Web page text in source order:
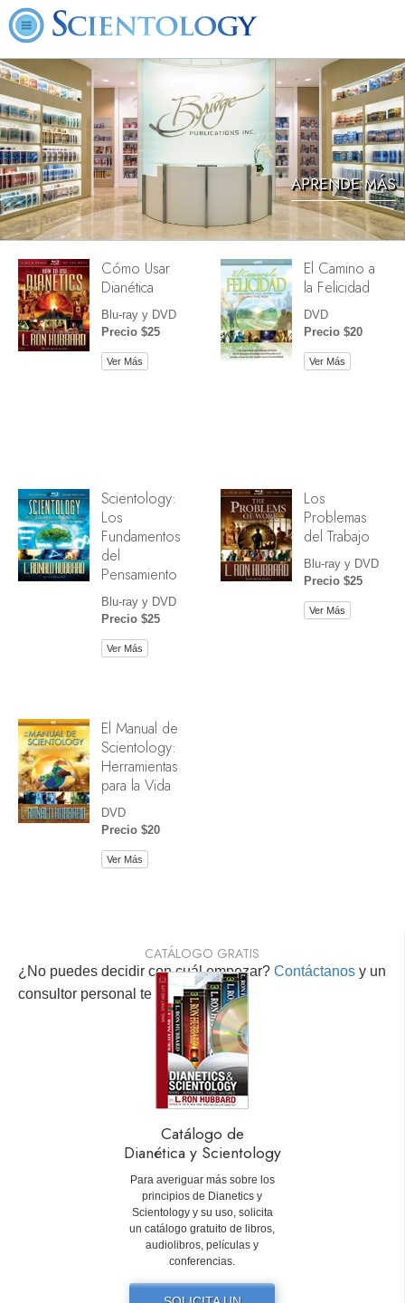
APRENDE MÁS
Cómo Usar
Dianética
Blu-ray y DVD
Precio $25
Ver Más
El Camino a
la Felicidad
DVD
Precio $20
Ver Más
Scientology:
Los
Fundamentos
del
Pensamiento
Blu-ray y DVD
Precio $25
Ver Más
Los
Problemas
del Trabajo
Blu-ray y DVD
Precio $25
Ver Más
El Manual de
Scientology:
Herramientas
para la Vida
DVD
Precio $20
Ver Más
¿No puedes decidir con cuál empezar? Contáctanos y un
consultor personal te ayudará.
CATÁLOGO GRATIS
Catálogo de
Dianética y Scientology
Para averiguar más sobre los
principios de Dianetics y
Scientology y su uso, solicita
un catálogo gratuito de libros,
audiolibros, películas y
conferencias.